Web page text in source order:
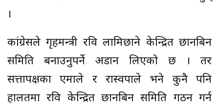
।
कांग्रेसले गृहमन्त्री रवि लामिछाने केन्द्रित छानबिन
समिति बनाउनुपर्ने अडान लिएको छ । तर
सत्तापक्षका एमाले र रास्वपाले भने कुनै पनि
हालतमा रवि केन्द्रित छानबिन समिति गठन गर्न